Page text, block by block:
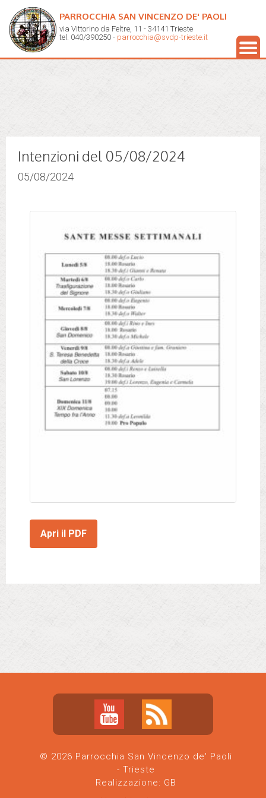
PARROCCHIA SAN VINCENZO DE' PAOLI
via Vittorino da Feltre, 11 - 34141 Trieste
tel. 040/390250 - parrocchia@svdp-trieste.it
Intenzioni del 05/08/2024
05/08/2024
Apri il PDF
© 2026 Parrocchia San Vincenzo de' Paoli
- Trieste
Realizzazione: GB